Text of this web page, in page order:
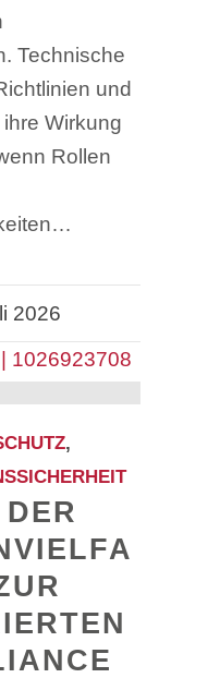
Technische
und
Wirkung
Rollen
2026
,